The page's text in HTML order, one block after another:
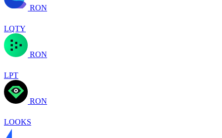
RON
LQTY
RON
LPT
RON
LOOKS